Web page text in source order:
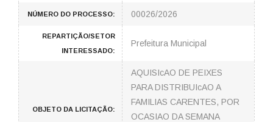
NÚMERO DO PROCESSO: 00026/2026
REPARTIÇÃO/SETOR
INTERESSADO:
Prefeitura Municipal
OBJETO DA LICITAÇÃO:
AQUISIcAO DE PEIXES
PARA DISTRIBUIcAO A
FAMILIAS CARENTES, POR
OCASIAO DA SEMANA